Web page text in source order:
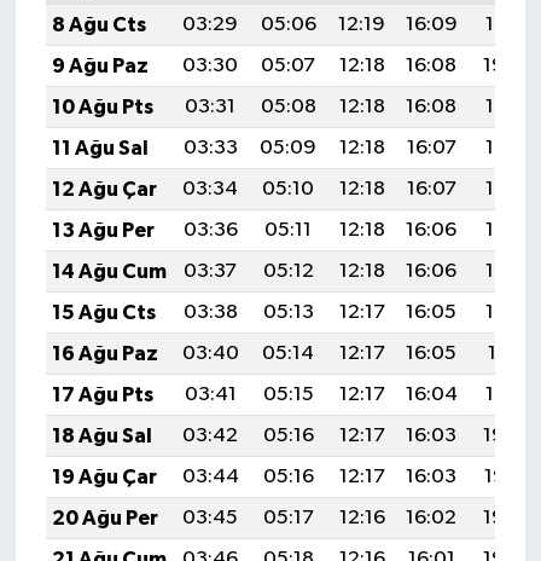
8 Ağu Cts
03:29 05:06 12:19 16:09
19:21
9 Ağu Paz
03:30 05:07 12:18 16:08
19:20
10 Ağu Pts
03:31 05:08 12:18 16:08
19:19
11 Ağu Sal
03:33 05:09 12:18 16:07
19:17
12 Ağu Çar
03:34 05:10 12:18 16:07
19:16
13 Ağu Per
03:36 05:11 12:18 16:06
19:15
14 Ağu Cum
03:37 05:12 12:18 16:06
19:14
15 Ağu Cts
03:38 05:13 12:17 16:05
19:12
16 Ağu Paz
03:40 05:14 12:17 16:05
19:11
17 Ağu Pts
03:41 05:15 12:17 16:04
19:10
18 Ağu Sal
03:42 05:16 12:17 16:03
19:08
19 Ağu Çar
03:44 05:16 12:17 16:03
19:07
20 Ağu Per
03:45 05:17 12:16 16:02
19:05